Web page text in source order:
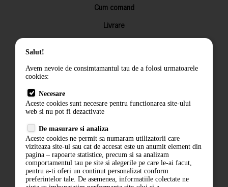
Cum comand
Livrare
Returnarea produselor
Termeni si conditii
Politica de confidentialitate
ANPC
Salut!
Avem nevoie de consimtamantul tau de a folosi urmatoarele
cookies:
Necesare
Aceste cookies sunt necesare pentru functionarea site-ului
web si nu pot fi dezactivate
De masurare si analiza
Aceste cookies ne permit sa numaram utilizatorii care
viziteaza site-ul sau cat de accesat este un anumit element din
pagina – rapoarte statistice, precum si sa analizam
comportamentul tau pe site si alegerile pe care le-ai facut,
pentru a-ti oferi un continut personalizat conform
preferintelor tale. De asemenea, informatiile colectate ne